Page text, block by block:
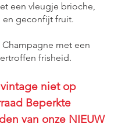
een vleugje brioche,
en geconfijt fruit.
Champagne met een
frisheid.
niet op
Beperkte
van onze NIEUW